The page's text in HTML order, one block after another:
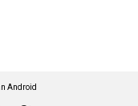
Android